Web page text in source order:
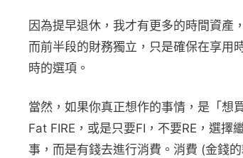
因為提早退休，我才有更多的時間資產
而前半段的財務獨立，只是確保在享用
時的選項。
當然，如果你真正想作的事情，是「想
Fat FIRE，或是只要FI，不要RE，選
事，而是有錢去進行消費。消費 (金錢